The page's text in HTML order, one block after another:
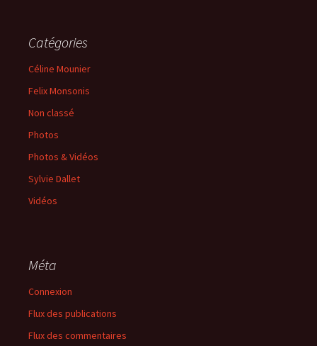
Catégories
Céline Mounier
Felix Monsonis
Non classé
Photos
Photos & Vidéos
Sylvie Dallet
Vidéos
Méta
Connexion
Flux des publications
Flux des commentaires